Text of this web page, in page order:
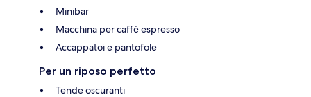
Minibar
Macchina per caffè espresso
Accappatoi e pantofole
Per un riposo perfetto
Tende oscuranti